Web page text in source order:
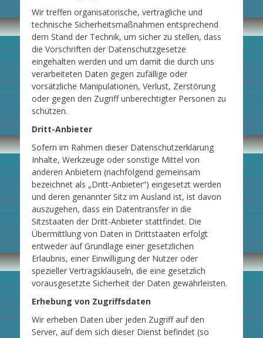
Wir treffen organisatorische, vertragliche und
technische Sicherheitsmaßnahmen entsprechend
dem Stand der Technik, um sicher zu stellen, dass
die Vorschriften der Datenschutzgesetze
eingehalten werden und um damit die durch uns
verarbeiteten Daten gegen zufällige oder
vorsätzliche Manipulationen, Verlust, Zerstörung
oder gegen den Zugriff unberechtigter Personen zu
schützen.
Dritt-Anbieter
Sofern im Rahmen dieser Datenschutzerklärung
Inhalte, Werkzeuge oder sonstige Mittel von
anderen Anbietern (nachfolgend gemeinsam
bezeichnet als „Dritt-Anbieter“) eingesetzt werden
und deren genannter Sitz im Ausland ist, ist davon
auszugehen, dass ein Datentransfer in die
Sitzstaaten der Dritt-Anbieter stattfindet. Die
Übermittlung von Daten in Drittstaaten erfolgt
entweder auf Grundlage einer gesetzlichen
Erlaubnis, einer Einwilligung der Nutzer oder
spezieller Vertragsklauseln, die eine gesetzlich
vorausgesetzte Sicherheit der Daten gewährleisten.
Erhebung von Zugriffsdaten
Wir erheben Daten über jeden Zugriff auf den
Server, auf dem sich dieser Dienst befindet (so